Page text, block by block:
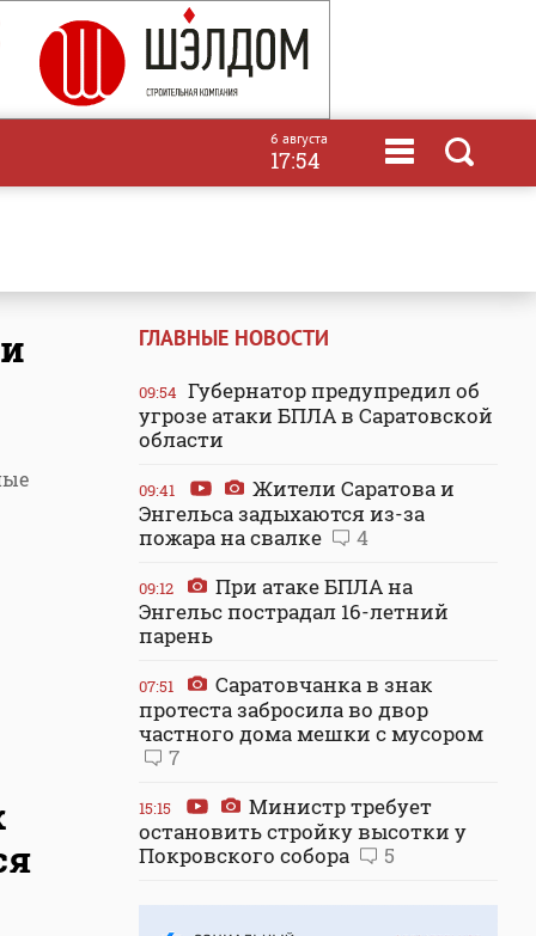
6 августа
17:54
ГЛАВНЫЕ НОВОСТИ
09:54 Губернатор предупредил об
угрозе атаки БПЛА в Саратовской
области
09:41
Жители Саратова и
Энгельса задыхаются из-за
пожара на свалке
4
09:12
При атаке БПЛА на
Энгельс пострадал 16-летний
парень
07:51
Саратовчанка в знак
протеста забросила во двор
частного дома мешки с мусором
7
15:15
Министр требует
остановить стройку высотки у
Покровского собора
5